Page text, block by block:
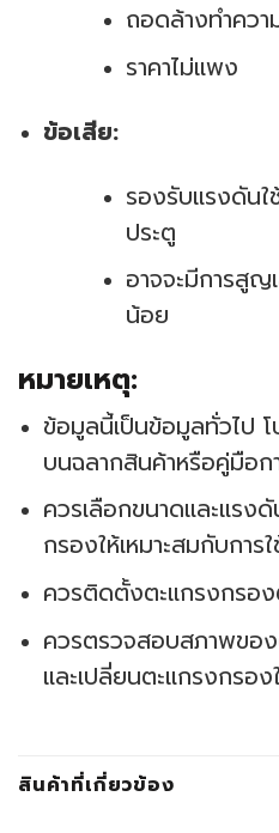
ถอดล้างทำควา
ราคาไม่แพง
ข้อเสีย:
รองรับแรงดันใ
ประตู
อาจจะมีการสูญ
น้อย
หมายเหตุ:
ข้อมูลนี้เป็นข้อมูลทั่วไป
บนฉลากสินค้าหรือคู่มือก
ควรเลือกขนาดและแรง
กรองให้เหมาะสมกับการ
ควรติดตั้งตะแกรงกรอง
ควรตรวจสอบสภาพของ
และเปลี่ยนตะแกรงกรอง
สินค้าที่เกี่ยวข้อง